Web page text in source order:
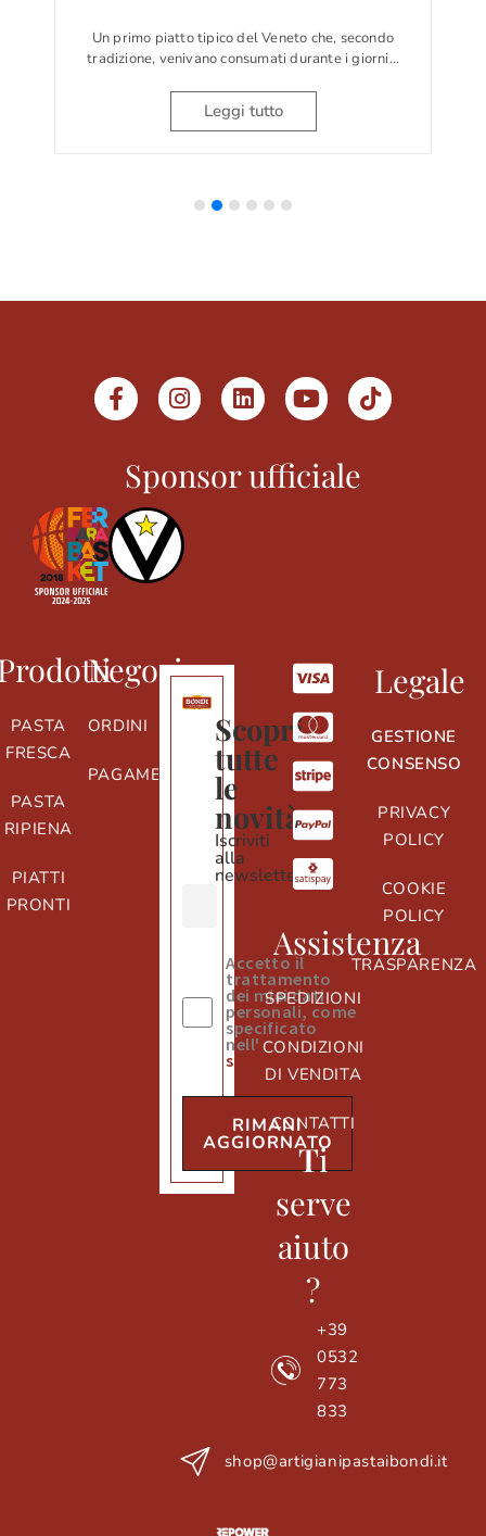
Un primo piatto tipico del Veneto che, secondo
tradizione, venivano consumati durante i giorni…
Leggi tutto
Sponsor ufficiale
PASTA
FRESCA
PASTA
RIPIENA
PIATTI
PRONTI
Negozio
ORDINI
PAGAMENTI
Scopri
tutte
le
novità
Iscriviti
alla
newsletter
Accetto il
trattamento
dei miei dati
personali, come
specificato
nell' informativa
sulla privacy
RIMANI
AGGIORNATO
Assistenza
SPEDIZIONI
CONDIZIONI
DI VENDITA
CONTATTI
Ti
serve
aiuto
?
+39
0532
773
833
shop@artigianipastaibondi.it
Legale
GESTIONE
CONSENSO
PRIVACY
POLICY
COOKIE
POLICY
TRASPARENZA